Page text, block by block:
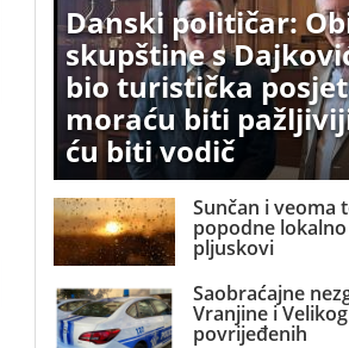
Danski političar:
skupštine s
bio turistička
moraću biti
ću biti vodič
Sunčan i veoma
popodne
pljuskovi
Saobraćajne
Vranjine i
povrijeđenih